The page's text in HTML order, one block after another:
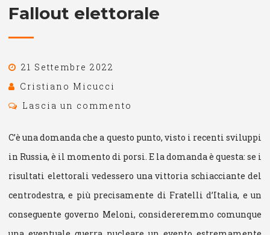
Fallout elettorale
21 Settembre 2022
Cristiano Micucci
Lascia un commento
C’è una domanda che a questo punto, visto i recenti sviluppi
in Russia, è il momento di porsi. E la domanda è questa: se i
risultati elettorali vedessero una vittoria schiacciante del
centrodestra, e più precisamente di Fratelli d’Italia, e un
conseguente governo Meloni, considereremmo comunque